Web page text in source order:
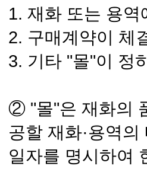
1. 재화 또는 용
2. 구매계약이 체
3. 기타 "몰"이 정
② "몰"은 재화의
공할 재화·용역
일자를 명시하여